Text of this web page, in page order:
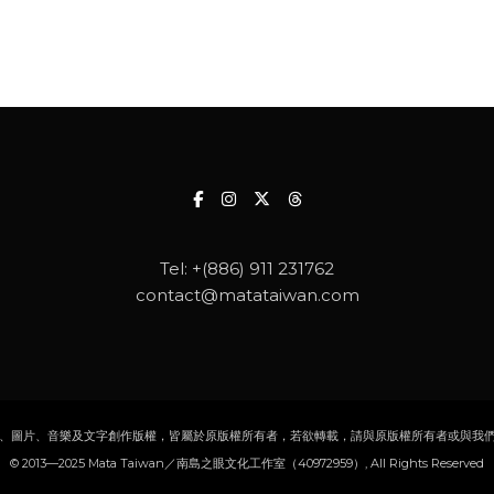
Tel: +(886) 911 231762
contact@matataiwan.com
圖片、音樂及文字創作版權，皆屬於原版權所有者，若欲轉載，請與原版權所有者或與我
© 2013—2025 Mata Taiwan／南島之眼文化工作室（40972959）, All Rights Reserved